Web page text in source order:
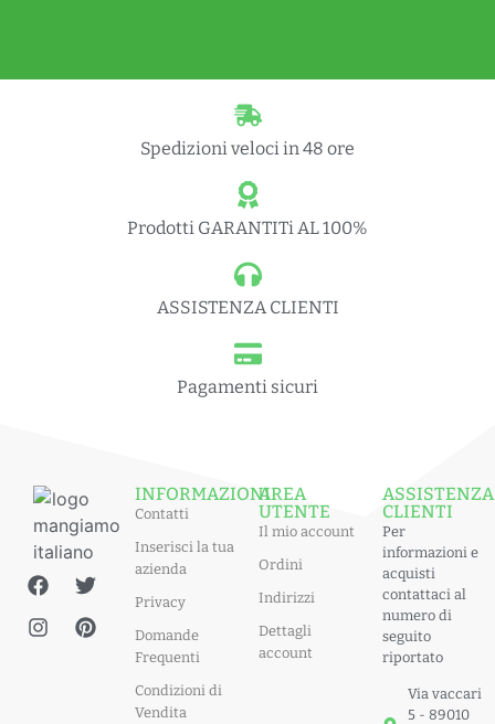
Spedizioni veloci in 48 ore
Prodotti GARANTITi AL 100%
ASSISTENZA CLIENTI
Pagamenti sicuri
INFORMAZIONI
Contatti
Inserisci la tua
azienda
Privacy
Domande
Frequenti
Condizioni di
Vendita
AREA
UTENTE
Il mio account
Ordini
Indirizzi
Dettagli
account
ASSISTENZA
CLIENTI
Per
informazioni e
acquisti
contattaci al
numero di
seguito
riportato
Via vaccari
5 - 89010